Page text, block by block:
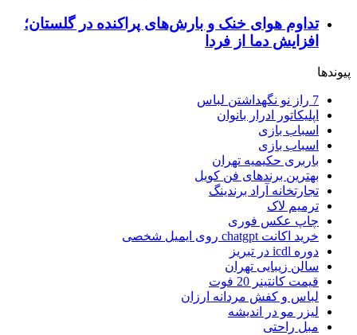
تداوم هوای خنک و بارش‌های پراکنده در گلستان؛
افزایش دما از فردا
پیوندها
7 راز نو نگهداشتن لباس
اپلیکاتور ادرار بانوان
اسباب بازی
اسباب بازی
باربری حکیمیه تهران
بهترین برندهای فن کویل
تجارتخانه آراد برندینگ
ترمیم لاک
چاپ عکس فوری
خرید اکانت chatgpt روی ایمیل شخصی
دوره icdl در تبریز
سالن زیبایی تهران
قیمت کانتینر 20 فوت
لباس و کفش مردانه ارزان
لیزر مو در اندیشه
مبل راحتی